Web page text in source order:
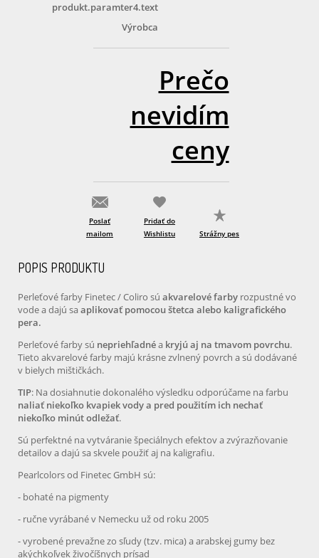
produkt.paramter4.text
Výrobca
Prečo
nevidím
ceny
Poslať
mailom
Pridať do
Wishlistu
Strážny pes
POPIS PRODUKTU
Perleťové farby Finetec / Coliro sú akvarelové farby rozpustné vo
vode a dajú saaplikovať pomocou štetca alebo kaligrafického
pera.
Perleťové farby sú nepriehľadnéa kryjú aj na tmavom povrchu.
Tieto akvarelové farby majú krásne zvlnený povrch a sú dodávané
v bielych mištičkách.
TIP: Na dosiahnutie dokonalého výsledku odporúčame na farbu
naliať niekoľko kvapiek vody a pred použitím ich nechať
niekoľko minút odležať.
Sú perfektné na vytváranie špeciálnych efektov a zvýrazňovanie
detailov a dajú sa skvele použiť aj na kaligrafiu.
Pearlcolors od Finetec GmbH sú:
- bohaté na pigmenty
- ručne vyrábané v Nemecku už od roku 2005
- vyrobené prevažne zo sľudy (tzv. mica) a arabskej gumy bez
akýchkoľvek živočíšnych prísad